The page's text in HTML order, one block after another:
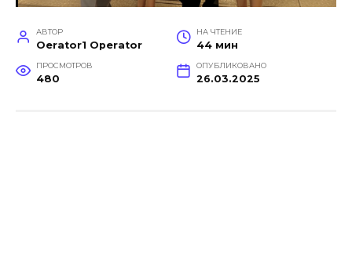
АВТОР
Oerator1 Operator
НА ЧТЕНИЕ
44 мин
ПРОСМОТРОВ
480
ОПУБЛИКОВАНО
26.03.2025